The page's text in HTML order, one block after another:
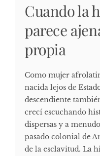
Cuando la
parece
propia
Como mujer
nacida lejos de
descendiente
crecí escuchando
dispersas y a
pasado colonial de
de la esclavitud. La